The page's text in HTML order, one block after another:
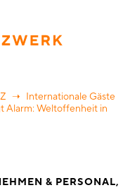
Internationale Gäste
Alarm: Weltoffenheit in
& PERSONAL